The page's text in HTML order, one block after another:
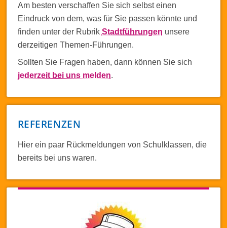
Am besten verschaffen Sie sich selbst einen
Eindruck von dem, was für Sie passen könnte und
finden unter der Rubrik Stadtführungen unsere
derzeitigen Themen-Führungen.
Sollten Sie Fragen haben, dann können Sie sich
jederzeit bei uns melden.
REFERENZEN
Hier ein paar Rückmeldungen von Schulklassen, die
bereits bei uns waren.